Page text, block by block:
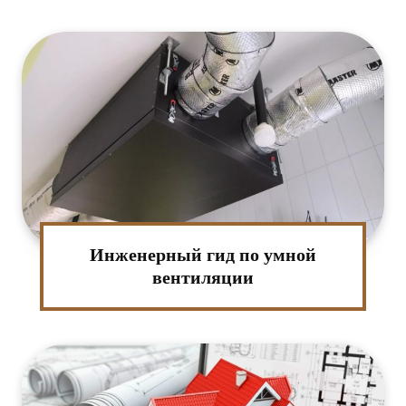
Инженерный гид по умной
вентиляции